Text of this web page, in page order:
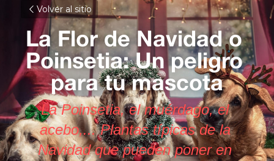
Volver al sitio
La Flor de Navidad o
Poinsetia: Un peligro
para tu mascota
La Poinsetia, el muérdago, el
acebo,... Plantas típicas de la
Navidad que pueden poner en